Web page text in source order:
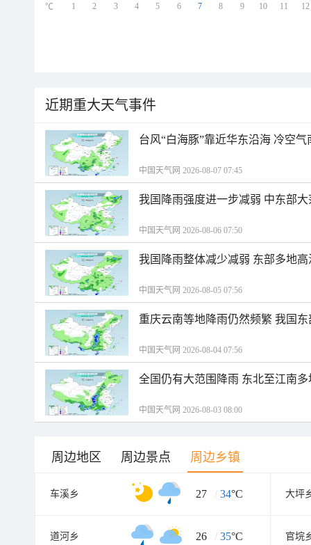
1 2 3 4 5 6 7 8 9 10 11 12
℃
近期重大天气事件
台风“白海豚”靠近华东沿海 冷空
中国天气网 2026-08-07 07:45
我国降雨强度进一步减弱 中东部
中国天气网 2026-08-06 07:50
我国降雨整体减少减弱 东部多地
中国天气网 2026-08-05 07:56
重庆云南等地降雨仍然频繁 我国
中国天气网 2026-08-04 07:56
全国仍有大范围降雨 东北至江南
中国天气网 2026-08-03 08:00
周边地区 周边景点 周边乡镇
车溪乡 27 / 34°C 大坪
道河乡 26 / 35°C 官垸